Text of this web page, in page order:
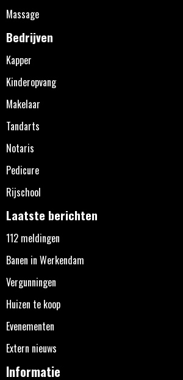
Massage
Bedrijven
Kapper
Kinderopvang
Makelaar
Tandarts
Notaris
Pedicure
Rijschool
Laatste berichten
112 meldingen
Banen in Werkendam
Vergunningen
Huizen te koop
Evenementen
Extern nieuws
Informatie